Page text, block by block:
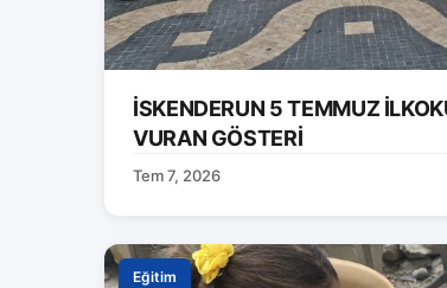
İSKENDERUN 5 TEMMUZ
VURAN GÖSTERİ
Tem 7, 2026
Eğitim